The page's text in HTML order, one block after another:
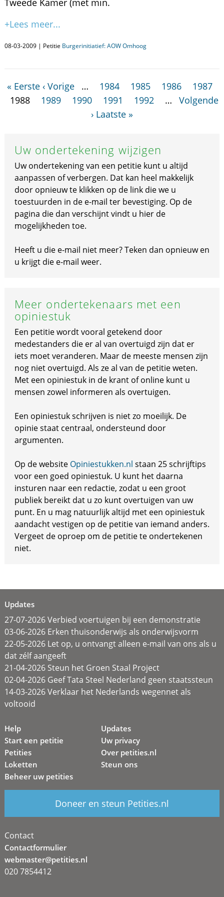
Tweede Kamer (met min.
+Lees meer...
08-03-2009 | Petitie Burgerinitiatief: AOW Omhoog
« Eerste ‹ Vorige … 1984 1985 1986
1987
1988
1989 1990 1991 1992 …
Volgende
› Laatste »
Uw ondertekening wijzigen
Uw ondertekening van een petitie kunt u altijd
aanpassen of verbergen. Dat kan heel makkelijk
door opnieuw te klikken op de link die we u
toestuurden in de e-mail ter bevestiging. Op de
pagina die dan verschijnt vindt u hier de
mogelijkheden toe.
Heeft u die e-mail niet meer? Teken dan opnieuw en
u krijgt die e-mail weer.
Meer ondertekenaars met een
opiniestuk
Een petitie wordt vooral getekend door
medestanders die er al van overtuigd zijn dat er
iets moet veranderen. Maar de meeste mensen zijn
nog niet overtuigd. Als ze al van de petitie weten.
Met een opiniestuk in de krant of online kunt u
mensen zowel informeren als overtuigen.
Een opiniestuk schrijven is niet zo moeilijk. De
opinie staat centraal, ondersteund door
argumenten.
Op de website Opiniestukken.nl staan 25 schrijftips
voor een goed opiniestuk. U kunt het daarna
insturen naar een redactie, zodat u een groot
publiek bereikt dat u zo kunt overtuigen van uw
punt. En u mag natuurlijk altijd met een opiniestuk
aandacht vestigen op de petitie van iemand anders.
Vergeet de oproep om de petitie te ondertekenen
niet.
Updates
27-07-2026 Verbied voertuigen bij een demonstratie
03-06-2026 Erken thuisonderwijs als onderwijsvorm
22-05-2026 Let op, u ontvangt alleen e-mail van ons als u
dat zélf aangeeft
21-04-2026 Steun het Groen Staal Project
02-04-2026 Geef Tata Steel Nederland geen staatssteun
14-03-2026 Verklaar het Nederlands wegennet als
voltooid
Help
Start een petitie
Petities
Loketten
Beheer uw petities
Updates
Uw privacy
Over petities.nl
Steun ons
Doneer en steun Petities.nl
Contact
Contactformulier
webmaster@petities.nl
020 7854412